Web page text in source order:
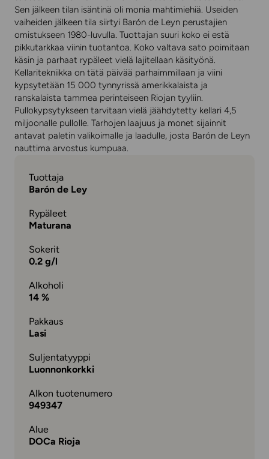
Sen jälkeen tilan isäntinä oli monia mahtimiehiä. Useiden
vaiheiden jälkeen tila siirtyi Barón de Leyn perustajien
omistukseen 1980-luvulla. Tuottajan suuri koko ei estä
pikkutarkkaa viinin tuotantoa. Koko valtava sato poimitaan
käsin ja parhaat rypäleet vielä lajitellaan käsityönä.
Kellaritekniikka on tätä päivää parhaimmillaan ja viini
kypsytetään 15 000 tynnyrissä amerikkalaista ja
ranskalaista tammea perinteiseen Riojan tyyliin.
Pullokypsytykseen tarvitaan vielä jäähdytetty kellari 4,5
miljoonalle pullolle. Tarhojen laajuus ja monet sijainnit
antavat paletin valikoimalle ja laadulle, josta Barón de Leyn
nauttima arvostus kumpuaa.
Tuottaja
Barón de Ley
Rypäleet
Maturana
Sokerit
0.2 g/l
Alkoholi
14 %
Pakkaus
Lasi
Suljentatyyppi
Luonnonkorkki
Alkon tuotenumero
949347
Alue
DOCa Rioja